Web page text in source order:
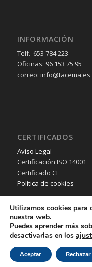
INFORMACIÓN
Telf. 653 784 223
Oficinas: 96 153 75 95
correo: info@tacema.es
CERTIFICADOS
Aviso Legal
Certificación ISO 14001
Certificado CE
Política de cookies
© Copyright - TACEMA SL
Utilizamos cookies para
nuestra web.
Puedes aprender más
desactivarlas en los
Aceptar Rechazar